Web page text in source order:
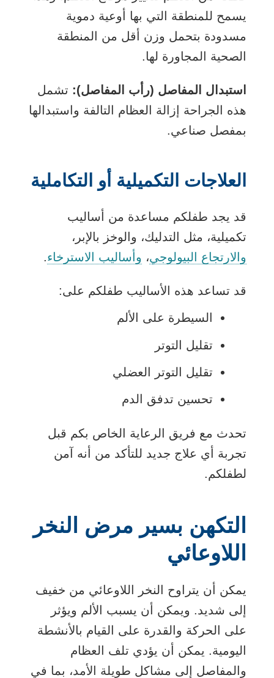
يسمح للمنطقة التي بها أوعية دموية
مسدودة بتحمل وزن أقل من المنطقة
الصحية المجاورة لها.
استبدال المفاصل (رأب المفاصل): تشمل
هذه الجراحة إزالة العظام التالفة واستبدالها
بمفصل صناعي.
العلاجات التكميلية أو التكاملية
قد يجد طفلكم مساعدة من أساليب
تكميلية، مثل التدليك، والوخز بالإبر،
والارتجاع البيولوجي، وأساليب الاسترخاء.
قد تساعد هذه الأساليب طفلكم على:
السيطرة على الألم
تقليل التوتر
تقليل التوتر العضلي
تحسين تدفق الدم
تحدث مع فريق الرعاية الخاص بكم قبل
تجربة أي علاج جديد للتأكد من أنه آمن
لطفلكم.
التكهن بسير مرض النخر
اللاوعائي
يمكن أن يتراوح النخر اللاوعائي من خفيف
إلى شديد. ويمكن أن يسبب الألم ويؤثر
على الحركة والقدرة على القيام بالأنشطة
اليومية. يمكن أن يؤدي تلف العظام
والمفاصل إلى مشاكل طويلة الأمد، بما في